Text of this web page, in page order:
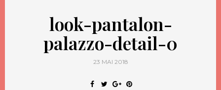
look-pantalon-
palazzo-detail-0
23 MAI 2018